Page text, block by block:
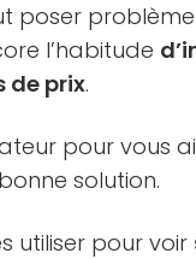
poser problème
l’habitude
de prix.
pour vous
solution.
utiliser pour voir